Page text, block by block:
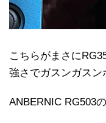
こちらがまさに
強さでガスンガスン
ANBERNIC RG503